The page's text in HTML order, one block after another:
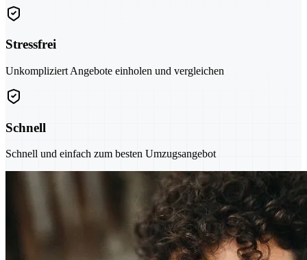
Stressfrei
Unkompliziert Angebote einholen und vergleichen
Schnell
Schnell und einfach zum besten Umzugsangebot